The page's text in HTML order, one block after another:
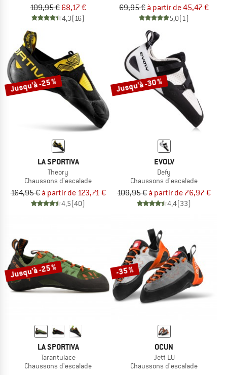
109,95 € 68,17 €
4,3(16)
69,95 € à partir de 45,47 €
5,0(1)
Jusqu'à -25 %
LA SPORTIVA
Theory
Chaussons d'escalade
164,95 € à partir de 123,71 €
4,5(40)
Jusqu'à -30 %
EVOLV
Defy
Chaussons d'escalade
109,95 € à partir de 76,97 €
4,4(33)
Jusqu'à -25 %
LA SPORTIVA
Tarantulace
Chaussons d'escalade
-35 %
OCUN
Jett LU
Chaussons d'escalade